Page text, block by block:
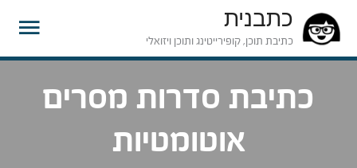
כתבנית
כתיבת תוכן, קופירייטינג ותוכן ויזואלי
כתיבת סדרות מסרים
אוטומטיות